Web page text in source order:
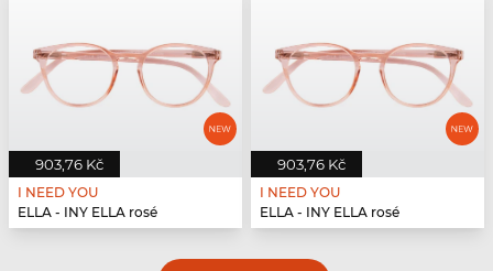
903,76 Kč
I NEED YOU
ELLA - INY ELLA rosé
903,76 Kč
I NEED YOU
ELLA - INY ELLA rosé